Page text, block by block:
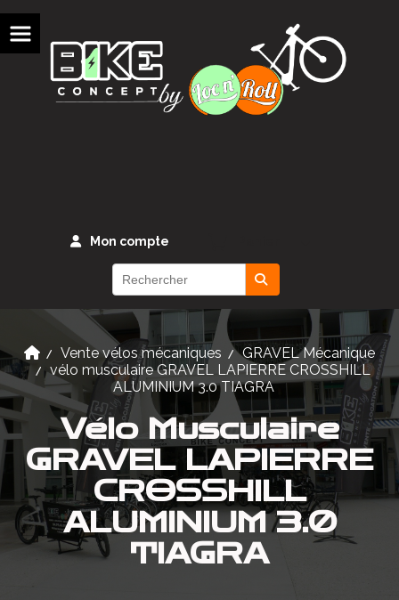
Mon compte
Vente vélos mécaniques
GRAVEL Mécanique
vélo musculaire GRAVEL LAPIERRE CROSSHILL
ALUMINIUM 3.0 TIAGRA
Vélo Musculaire
GRAVEL LAPIERRE
CROSSHILL
ALUMINIUM 3.0
TIAGRA